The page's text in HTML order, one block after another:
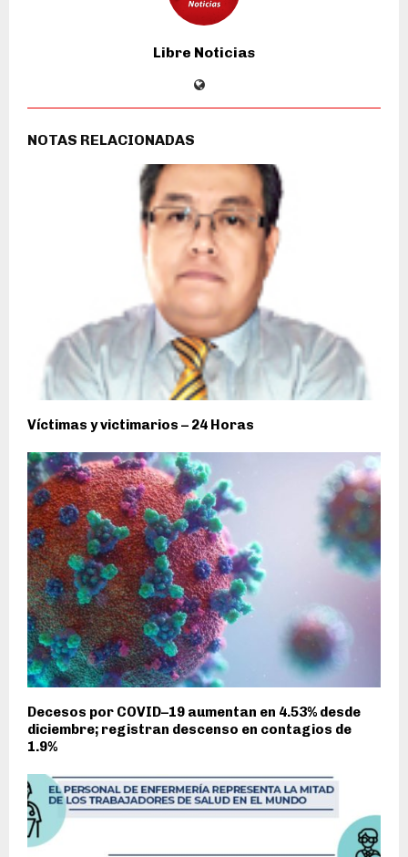
Libre Noticias
NOTAS RELACIONADAS
Víctimas y victimarios – 24 Horas
Decesos por COVID–19 aumentan en 4.53% desde
diciembre; registran descenso en contagios de
1.9%